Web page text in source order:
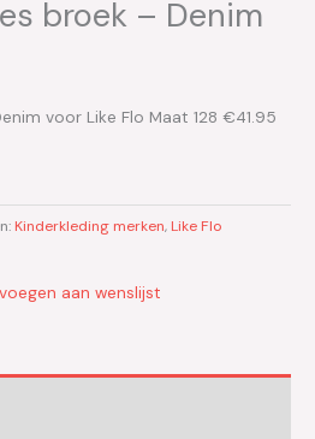
broek – Denim
voor Like Flo Maat 128 €41.95
Kinderkleding merken, Like Flo
aan wenslijst